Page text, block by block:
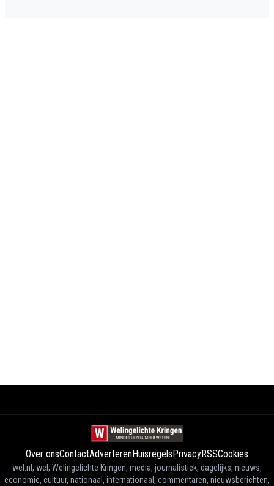
Over onsContactAdverterenHuisregels PrivacyRSSCookies
wel.nl, wel, Welingelichte Kringen, media, journalistiek, dagelijks, nieuws,
economie, cultuur, nationaal, internationaal, commentaren, nieuwsberichten,